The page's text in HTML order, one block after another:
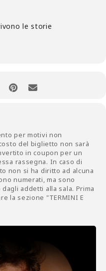
le storie
per motivi non
del biglietto non sarà
in coupon per un
rassegna. In caso di
non si ha diritto ad alcuna
numerati, ma sono
addetti alla sala. Prima
la sezione "TERMINI E